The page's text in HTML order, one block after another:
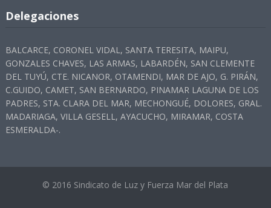
Delegaciones
BALCARCE, CORONEL VIDAL, SANTA TERESITA, MAIPU,
GONZALES CHAVES, LAS ARMAS, LABARDÉN, SAN CLEMENTE
DEL TUYÚ, CTE. NICANOR, OTAMENDI, MAR DE AJO, G. PIRÁN,
C.GUIDO, CAMET, SAN BERNARDO, PINAMAR LAGUNA DE LOS
PADRES, STA. CLARA DEL MAR, MECHONGUÉ, DOLORES, GRAL.
MADARIAGA, VILLA GESELL, AYACUCHO, MIRAMAR, COSTA
ESMERALDA-.
© 2016 Sindicato de Luz y Fuerza Mar del Plata